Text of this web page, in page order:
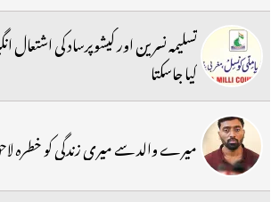
تسلیمہ نسرین اور کیشوپرساد کی اشتعال
کیا جاسکتا
میرے والد سے میری زندگی کو خطرہ